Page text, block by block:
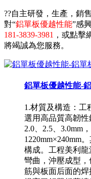
??自主研發，生產，銷
對“鋁單板優越性能”感
181-3839-3981 ，或點擊
將竭誠為您服務。
鋁單板優越性能-
1.材質及構造：工
選用高品質高韌
2.0、2.5、3.0mm
1220mm×240mm
構成。工程美利
彎曲，沖壓成型
筋與板面后面的